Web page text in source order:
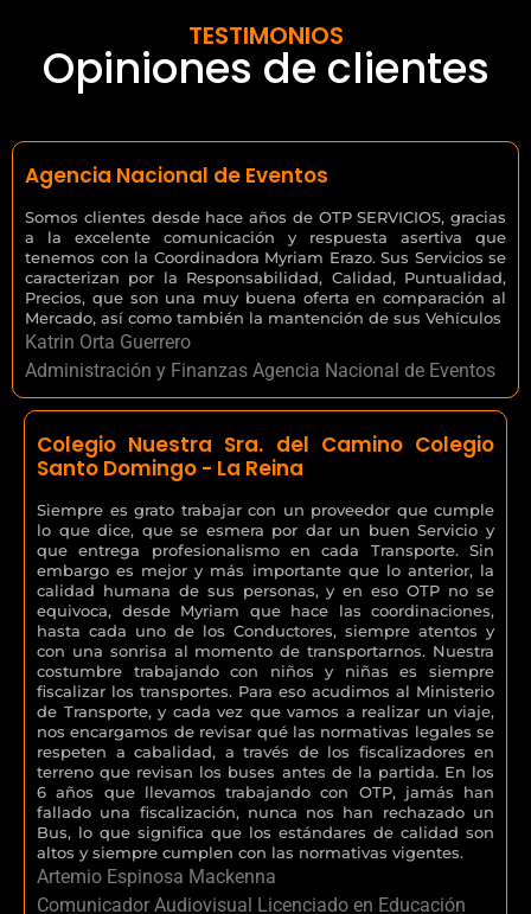
TESTIMONIOS
Opiniones de clientes
Agencia Nacional de Eventos
Somos clientes desde hace años de OTP SERVICIOS, gracias
a la excelente comunicación y respuesta asertiva que
tenemos con la Coordinadora Myriam Erazo. Sus Servicios se
caracterizan por la Responsabilidad, Calidad, Puntualidad,
Precios, que son una muy buena oferta en comparación al
Mercado, así como también la mantención de sus Vehículos
Katrin Orta Guerrero
Administración y Finanzas Agencia Nacional de Eventos
Colegio Nuestra Sra. del Camino Colegio
Santo Domingo - La Reina
Siempre es grato trabajar con un proveedor que cumple
lo que dice, que se esmera por dar un buen Servicio y
que entrega profesionalismo en cada Transporte. Sin
embargo es mejor y más importante que lo anterior, la
calidad humana de sus personas, y en eso OTP no se
equivoca, desde Myriam que hace las coordinaciones,
hasta cada uno de los Conductores, siempre atentos y
con una sonrisa al momento de transportarnos. Nuestra
costumbre trabajando con niños y niñas es siempre
fiscalizar los transportes. Para eso acudimos al Ministerio
de Transporte, y cada vez que vamos a realizar un viaje,
nos encargamos de revisar qué las normativas legales se
respeten a cabalidad, a través de los fiscalizadores en
terreno que revisan los buses antes de la partida. En los
6 años que llevamos trabajando con OTP, jamás han
fallado una fiscalización, nunca nos han rechazado un
Bus, lo que significa que los estándares de calidad son
altos y siempre cumplen con las normativas vigentes.
Artemio Espinosa Mackenna
Comunicador Audiovisual Licenciado en Educación